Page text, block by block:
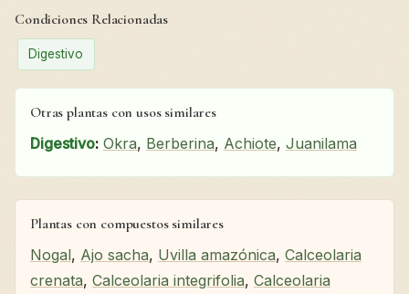
Condiciones Relacionadas
Digestivo
Otras plantas con usos similares
Digestivo: Okra, Berberina, Achiote, Juanilama
Plantas con compuestos similares
Nogal, Ajo sacha, Uvilla amazónica, Calceolaria
crenata, Calceolaria integrifolia, Calceolaria